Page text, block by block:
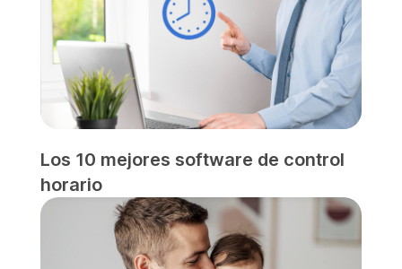
Los 10 mejores software de control
horario